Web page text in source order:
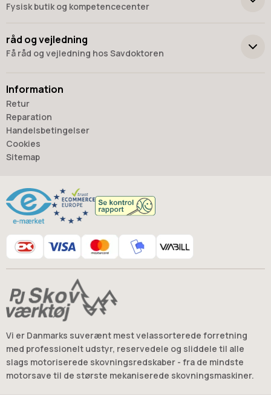
Fysisk butik og kompetencecenter
9400 Nørresundby
råd og vejledning
Få råd og vejledning hos Savdoktoren
“Vi bygger vores løsninger på viden, erfaring og faglig indsigt
- så du kan træffe
det rigtige valg, hver gang.
- Jan “Savdoktoren” Østergaard
Information
Retur
Reparation
Handelsbetingelser
Cookies
Sitemap
Vi er Danmarks suverænt mest velassorterede forretning
med professionelt udstyr, reservedele og sliddele til alle
slags motoriserede skovningsredskaber - fra de mindste
motorsave til de største mekaniserede skovningsmaskiner.